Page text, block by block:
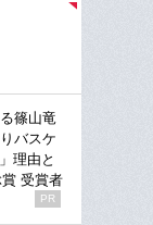
篠山竜
バスケ
理由と
受賞者
PR